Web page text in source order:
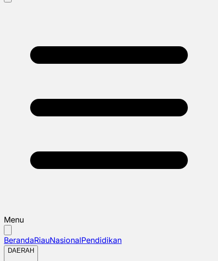
Menu
BerandaRiauNasionalPendidikan
DAERAH